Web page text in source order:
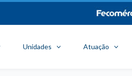
Unidades Atuação